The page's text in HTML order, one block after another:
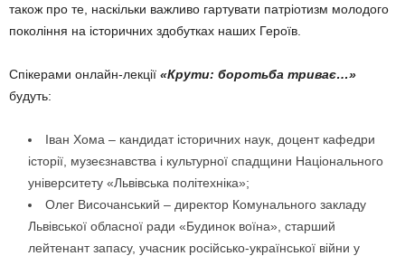
також про те, наскільки важливо гартувати патріотизм молодого
покоління на історичних здобутках наших Героїв.
Спікерами онлайн-лекції «Крути: боротьба триває…»
будуть:
Іван Хома – кандидат історичних наук, доцент кафедри
історії, музеєзнавства і культурної спадщини Національного
університету «Львівська політехніка»;
Олег Височанський – директор Комунального закладу
Львівської обласної ради «Будинок воїна», старший
лейтенант запасу, учасник російсько-української війни у